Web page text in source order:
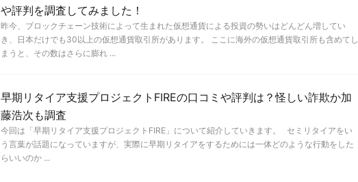
や評判を調査してみました！
昨今、ブロックチェーン技術によって生まれた仮想通貨による投資の勢いはどんどん増してい
き、日本だけでも30以上の仮想通貨取引所があります。 ここに海外の仮想通貨取引所も含めてし
まうと、その数はさらに膨れ ...
早期リタイア支援プロジェクトFIREの口コミや評判は？怪しい詐欺か加
藤浩次も調査
今回は「早期リタイア支援プロジェクトFIRE」について紹介していきます。 セミリタイアをい
う言葉が話題になっていますが、実際に早期リタイアをするためには一体どのような行動をした
らいいのか ...